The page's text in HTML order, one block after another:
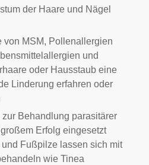
der Haare und Nägel
von MSM, Pollenallergien
und
oder Hausstaub eine
Linderung erfahren oder
Behandlung parasitärer
Erfolg eingesetzt
Fußpilze lassen sich mit
wie Tinea